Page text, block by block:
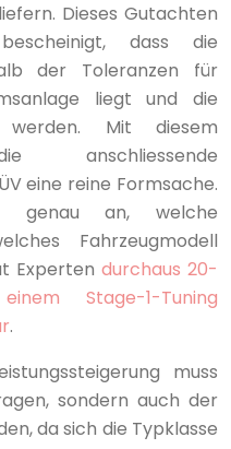
Dieses Gutachten
dass die
der Toleranzen für
liegt und die
werden. Mit diesem
eine reine Formsache.
genau an, welche
Fahrzeugmodell
Expertendurchaus 20-
Stage-1-Tuning
.
muss
sondern auch der
da sich die Typklasse